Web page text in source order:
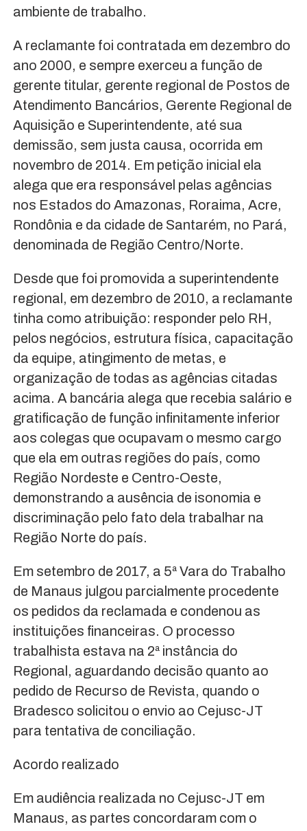
ambiente de trabalho.
A reclamante foi contratada em dezembro do
ano 2000, e sempre exerceu a função de
gerente titular, gerente regional de Postos de
Atendimento Bancários, Gerente Regional de
Aquisição e Superintendente, até sua
demissão, sem justa causa, ocorrida em
novembro de 2014. Em petição inicial ela
alega que era responsável pelas agências
nos Estados do Amazonas, Roraima, Acre,
Rondônia e da cidade de Santarém, no Pará,
denominada de Região Centro/Norte.
Desde que foi promovida a superintendente
regional, em dezembro de 2010, a reclamante
tinha como atribuição: responder pelo RH,
pelos negócios, estrutura física, capacitação
da equipe, atingimento de metas, e
organização de todas as agências citadas
acima. A bancária alega que recebia salário e
gratificação de função infinitamente inferior
aos colegas que ocupavam o mesmo cargo
que ela em outras regiões do país, como
Região Nordeste e Centro-Oeste,
demonstrando a ausência de isonomia e
discriminação pelo fato dela trabalhar na
Região Norte do país.
Em setembro de 2017, a 5ª Vara do Trabalho
de Manaus julgou parcialmente procedente
os pedidos da reclamada e condenou as
instituições financeiras. O processo
trabalhista estava na 2ª instância do
Regional, aguardando decisão quanto ao
pedido de Recurso de Revista, quando o
Bradesco solicitou o envio ao Cejusc-JT
para tentativa de conciliação.
Acordo realizado
Em audiência realizada no Cejusc-JT em
Manaus, as partes concordaram com o